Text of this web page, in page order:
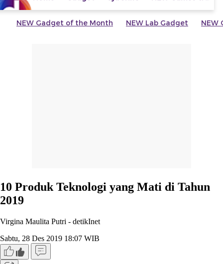
NEW Gadget of the Month NEW Lab Gadget NEW
10 Produk Teknologi yang Mati di Tahun
2019
Virgina Maulita Putri - detikInet
Sabtu, 28 Des 2019 18:07 WIB